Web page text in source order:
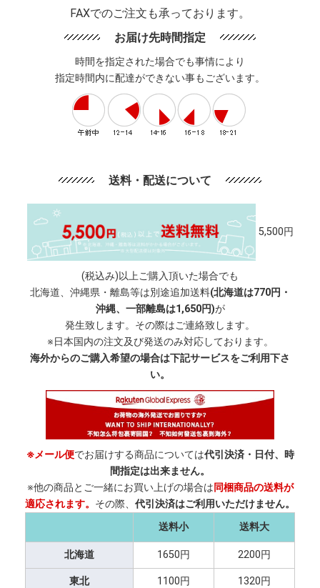
FAXでのご注文も承っております。
お届け先時間指定
時間を指定された場合でも事情により
指定時間内に配達ができない事もございます。
送料・配送について
5,500円
(税込み)以上ご購入頂いた場合でも
北海道、沖縄県・離島等は別途追加送料(北海道は770円・
沖縄、一部離島は1,650円)が
発生致します。その際はご連絡致します。
※日本国内の注文及び発送のみ対応しております。
海外からのご購入希望の場合は下記サービスをご利用下さ
い。
※メール便でお届けする商品については代引決済・日付、時
間指定は出来ません。
※他の商品とご一緒にお買い上げの場合は同梱商品の送料が
適応されます。 その際、 代引決済はご利用いただけません。
送料小
送料大
北海道 1650円 2200円
東北 1100円 1320円